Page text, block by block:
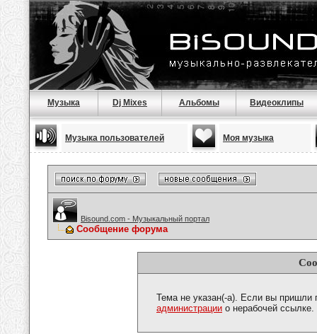
Музыка Dj Mixes Альбомы Видеоклипы
Музыка пользователей Моя музыка
Bisound.com - Музыкальный портал
Сообщение форума
Тема не указан(-а). Если вы пришли
администрации о нерабочей ссылке.